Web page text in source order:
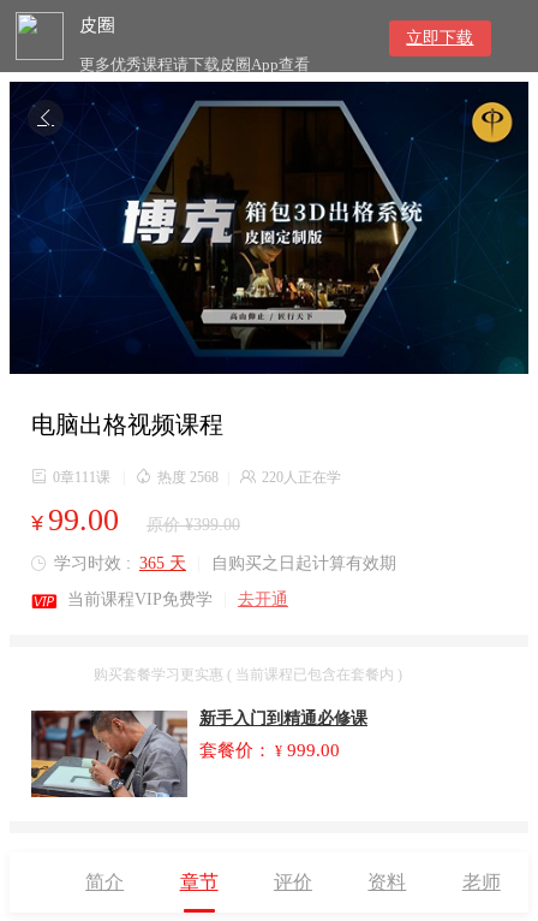
皮圈
更多优秀课程请下载皮圈App查看
立即下载

电脑出格视频课程
 0章111课  热度 2568  220人正在学
¥ 99.00 原价 ¥399.00
 学习时效 : 365 天 自购买之日起计算有效期
 当前课程VIP免费学 去开通
购买套餐学习更实惠 ( 当前课程已包含在套餐内 )
新手入门到精通必修课
套餐价： ¥ 999.00
简介 章节 评价 资料 老师